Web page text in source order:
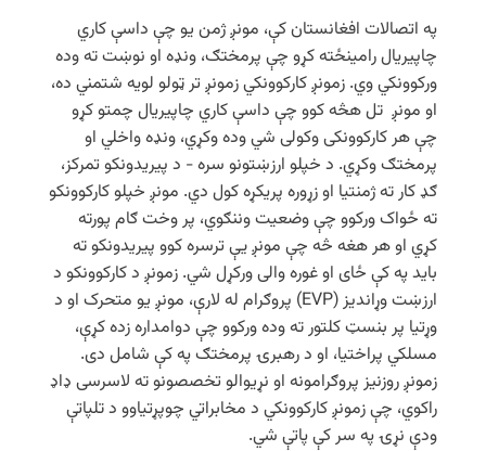
په اتصالات افغانستان کې، مونږ ژمن یو چې داسې کاري
چاپیریال رامینځته کړو چې پرمختګ، ونډه او نوښت ته وده
ورکوونکي وي. زمونږ کارکوونکي زمونږ تر ټولو لویه شتمني ده،
او مونږ تل هڅه کوو چې داسې کاري چاپیریال چمتو کړو
چې هر کارکوونکی وکولی شي وده وکړي، ونډه واخلي او
پرمختګ وکړي. د خپلو ارزښتونو سره - د پیریدونکو تمرکز،
ګډ کار ته ژمنتیا او زړوره پریکړه کول دي. مونږ خپلو کارکوونکو
ته ځواک ورکوو چې وضعیت وننګوي، پر وخت ګام پورته
کړي او هر هغه څه چې مونږ یې ترسره کوو پیریدونکو ته
باید په کې ځای او غوره والی ورکړل شي. زمونږ د کارکوونکو د
ارزښت وړاندیز (EVP) پروګرام له لارې، مونږ یو متحرک او د
وړتیا پر بنسټ کلتور ته وده ورکوو چې دوامداره زده کړې،
مسلکي پراختیا، او د رهبرۍ پرمختګ په کې شامل دی.
زمونږ روزنیز پروګرامونه او نړیوالو تخصصونو ته لاسرسی ډاډ
راکوي، چې زمونږ کارکوونکي د مخابراتي چوپړتیاوو د تلپاتې
ودې نړۍ په سر کې پاتې شي.